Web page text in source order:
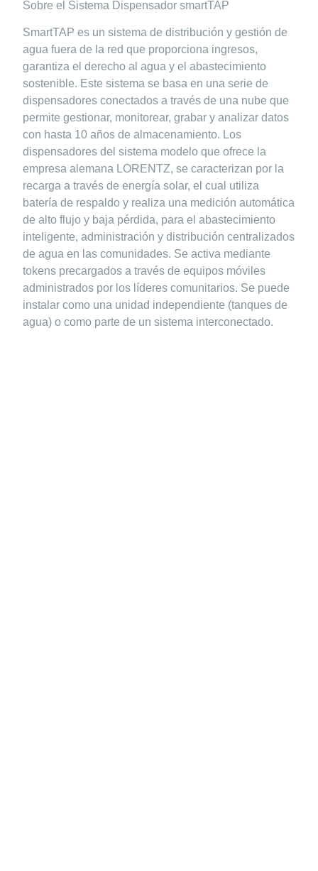
Sobre el Sistema Dispensador smartTAP
SmartTAP es un sistema de distribución y gestión de
agua fuera de la red que proporciona ingresos,
garantiza el derecho al agua y el abastecimiento
sostenible. Este sistema se basa en una serie de
dispensadores conectados a través de una nube que
permite gestionar, monitorear, grabar y analizar datos
con hasta 10 años de almacenamiento. Los
dispensadores del sistema modelo que ofrece la
empresa alemana LORENTZ, se caracterizan por la
recarga a través de energía solar, el cual utiliza
batería de respaldo y realiza una medición automática
de alto flujo y baja pérdida, para el abastecimiento
inteligente, administración y distribución centralizados
de agua en las comunidades. Se activa mediante
tokens precargados a través de equipos móviles
administrados por los líderes comunitarios. Se puede
instalar como una unidad independiente (tanques de
agua) o como parte de un sistema interconectado.